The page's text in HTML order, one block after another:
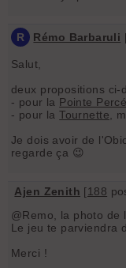
R Rémo Barbaruli
Salut,
deux propositions ci-
- pour la Pointe
- pour laTournette ,
Je dois avoir de
regarde ça 😉
Ajen Zenith [188
@Remo, la photo de
Le jeu te parviendra
Merci !